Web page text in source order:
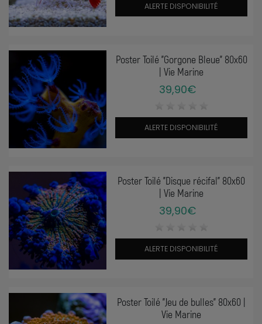
ALERTE DISPONIBILITÉ
Poster Toilé "Gorgone Bleue" 80x60
| Vie Marine
39,90€
ALERTE DISPONIBILITÉ
Poster Toilé "Disque récifal" 80x60
| Vie Marine
39,90€
ALERTE DISPONIBILITÉ
Poster Toilé "Jeu de bulles" 80x60 |
Vie Marine